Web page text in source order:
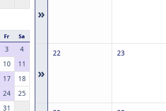
Fr Sa
3
4
10
11
17
18
24
25
31
»
»
22 23